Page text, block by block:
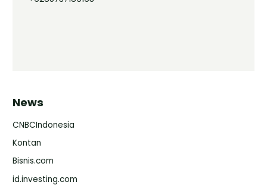
News
CNBCIndonesia
Kontan
Bisnis.com
id.investing.com